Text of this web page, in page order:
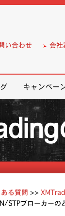
い合わせ 会社
キャンペー
る質問 >>
STPブローカーの